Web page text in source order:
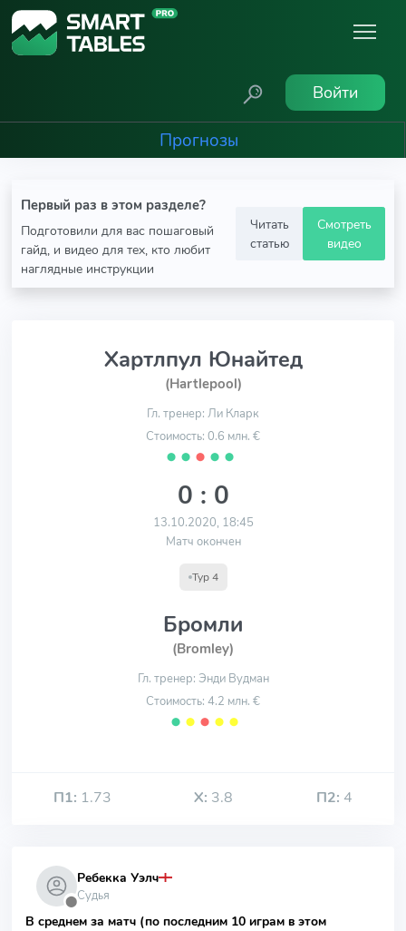
Войти
Прогнозы
Первый раз в этом разделе?
Подготовили для вас пошаговый
гайд, и видео для тех, кто любит
наглядные инструкции
Читать
статью
Смотреть
видео
Хартлпул Юнайтед
(Hartlepool)
Гл. тренер: Ли Кларк
Стоимость: 0.6 млн. €
⬤ ⬤ ⬤ ⬤ ⬤
0 : 0
13.10.2020, 18:45
Матч окончен
Тур 4
Бромли
(Bromley)
Гл. тренер: Энди Вудман
Стоимость: 4.2 млн. €
⬤ ⬤ ⬤ ⬤ ⬤
П1: 1.73 Х: 3.8 П2: 4
⬤
Ребекка Уэлч
Судья
В среднем за матч (по последним 10 играм в этом